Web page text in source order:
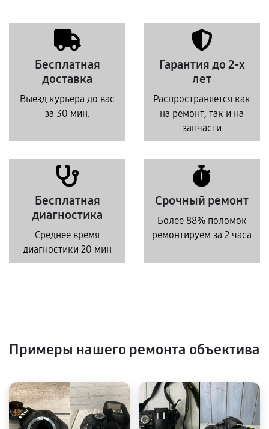
Бесплатная
доставка
Выезд курьера до вас
за 30 мин.
Гарантия до 2-х
лет
Распространяется как
на ремонт, так и на
запчасти
Бесплатная
диагностика
Среднее время
диагностики 20 мин
Срочный ремонт
Более 88% поломок
ремонтируем за 2 часа
Примеры нашего ремонта объектива